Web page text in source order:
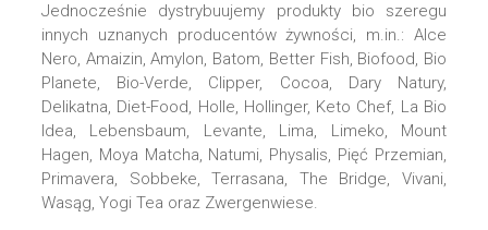
Jednocześnie dystrybuujemy produkty bio szeregu
innych uznanych producentów żywności, m.in.: Alce
Nero, Amaizin, Amylon, Batom, Better Fish, Biofood, Bio
Planete, Bio-Verde, Clipper, Cocoa, Dary Natury,
Delikatna, Diet-Food, Holle, Hollinger, Keto Chef, La Bio
Idea, Lebensbaum, Levante, Lima, Limeko, Mount
Hagen, Moya Matcha, Natumi, Physalis, Pięć Przemian,
Primavera, Sobbeke, Terrasana, The Bridge, Vivani,
Wasąg, Yogi Tea oraz Zwergenwiese.